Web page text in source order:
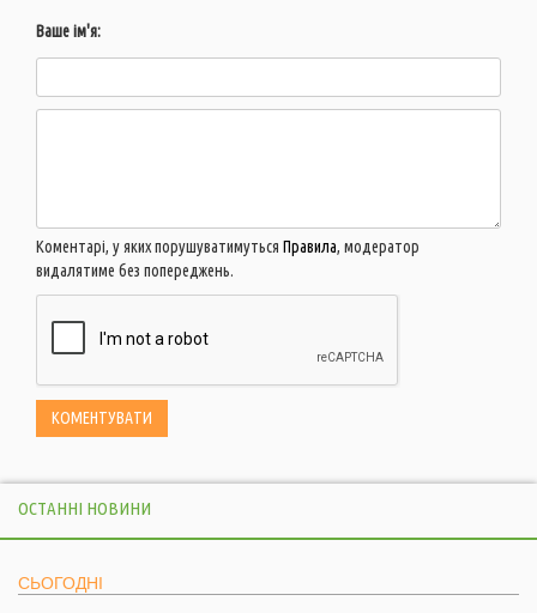
Ваше ім'я:
Коментарі, у яких порушуватимуться Правила, модератор
видалятиме без попереджень.
ОСТАННІ НОВИНИ
СЬОГОДНІ